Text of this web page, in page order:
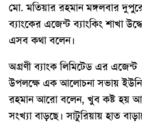
মো. মতিয়ার রহমান মঙ্গলবার
ব্যাংকের এজেন্ট ব্যাংকিং শাখা
এসব কথা বলেন।
অগ্রণী ব্যাংক লিমিটেড এর এজেন্ট
উপলক্ষে এক আলোচনা সভায়
রহমান আরো বলেন, খুব কষ্ট হয়
সংখ্যা বাড়ছে। সাটুরিয়ায় হাত